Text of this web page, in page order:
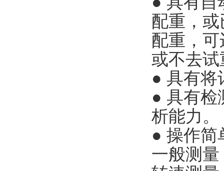
配重，
配重，
或不去
● 具有将
● 具有检
析能力。
● 操作简
一般测量